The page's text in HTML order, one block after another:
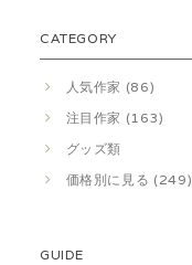
CATEGORY
人気作家 (86)
注目作家 (163)
グッズ類
価格別に見る (249)
GUIDE